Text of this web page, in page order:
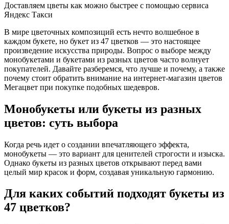
Доставляем цветы как можно быстрее с помощью сервиса
Яндекс Такси
В мире цветочных композиций есть нечто волшебное в
каждом букете, но букет из 47 цветков — это настоящее
произведение искусства природы. Вопрос о выборе между
монобукетами и букетами из разных цветов часто волнует
покупателей. Давайте разберемся, что лучше и почему, а также
почему стоит обратить внимание на интернет-магазин цветов
Мегацвет при покупке подобных шедевров.
Монобукеты или букеты из разных
цветов: суть выбора
Когда речь идет о создании впечатляющего эффекта,
монобукеты — это вариант для ценителей строгости и изыска.
Однако букеты из разных цветов открывают перед вами
целый мир красок и форм, создавая уникальную гармонию.
Для каких событий подходят букеты из
47 цветков?